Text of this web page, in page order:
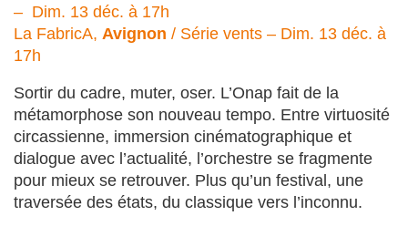
– Dim. 13 déc. à 17h
La FabricA, Avignon / Série vents – Dim. 13 déc. à
17h
Sortir du cadre, muter, oser. L’Onap fait de la
métamorphose son nouveau tempo. Entre virtuosité
circassienne, immersion cinématographique et
dialogue avec l’actualité, l’orchestre se fragmente
pour mieux se retrouver. Plus qu’un festival, une
traversée des états, du classique vers l’inconnu.